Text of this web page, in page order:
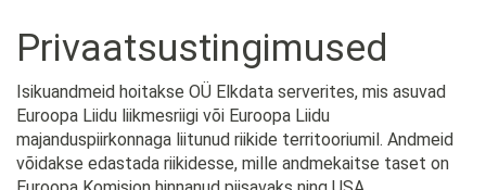
Privaatsustingimused
Isikuandmeid hoitakse OÜ Elkdata serverites, mis asuvad
Euroopa Liidu liikmesriigi või Euroopa Liidu
majanduspiirkonnaga liitunud riikide territooriumil. Andmeid
võidakse edastada riikidesse, mille andmekaitse taset on